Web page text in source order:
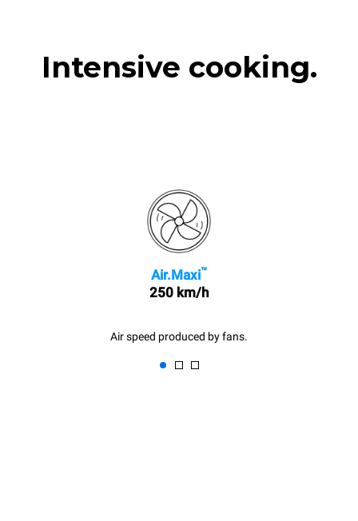
Intensive cooking.
Air.Maxi™
250 km/h
Air speed produced by fans.